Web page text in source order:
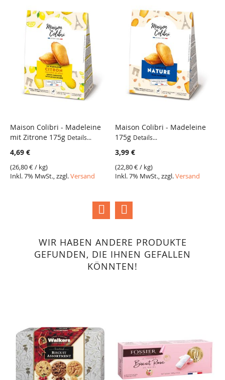
VERGLEICH
Maison Colibri - Madeleine
mit Zitrone 175g Details...
4,69 €
(26,80 €/ kg)
Inkl. 7% MwSt., zzgl.Versand
VERGLEICH
Maison Colibri - Madeleine
175g Details...
3,99 €
(22,80 €/ kg)
Inkl. 7% MwSt., zzgl.Versand
WIR HABEN ANDERE PRODUKTE
GEFUNDEN, DIE IHNEN GEFALLEN
KÖNNTEN!